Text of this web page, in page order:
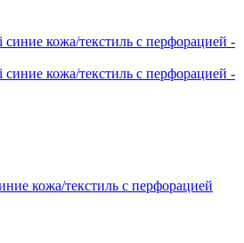
кожа/текстиль с перфорацией